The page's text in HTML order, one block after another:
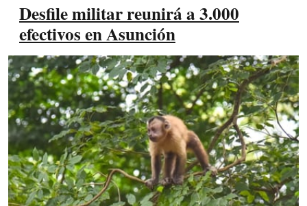
Desfile militar reunirá a 3.000
efectivos en Asunción